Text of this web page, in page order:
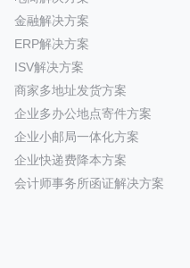
金融解决方案
ERP解决方案
ISV解决方案
商家多地址发货方案
企业多办公地点寄件方案
企业小邮局一体化方案
企业快递费降本方案
会计师事务所函证解决方案